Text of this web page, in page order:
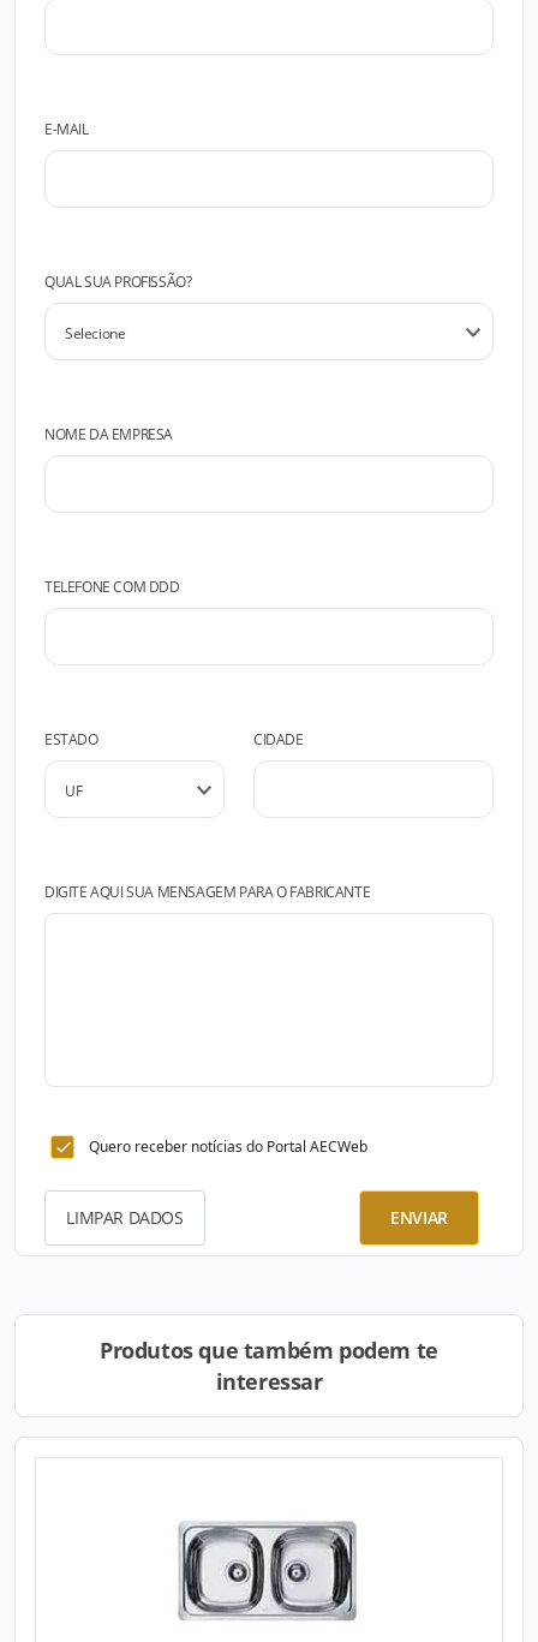
E-MAIL
QUAL SUA PROFISSÃO?
NOME DA EMPRESA
TELEFONE COM DDD
ESTADO CIDADE
DIGITE AQUI SUA MENSAGEM PARA O FABRICANTE
Quero receber notícias do Portal AECWeb
LIMPAR DADOS ENVIAR
Produtos que também podem te
interessar